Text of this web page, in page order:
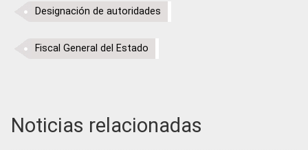
Designación de autoridades
Fiscal General del Estado
Noticias relacionadas